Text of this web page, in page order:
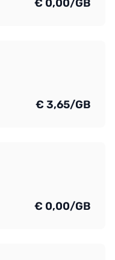
€ 0,00/GB
€ 3,65/GB
€ 0,00/GB